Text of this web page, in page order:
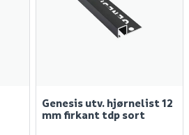
Genesis utv. hjørnelist 12
mm firkant tdp sort